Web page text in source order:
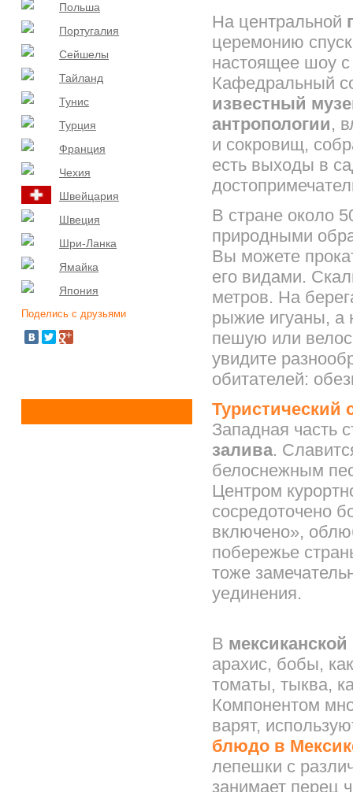
Польша
Португалия
Сейшелы
Тайланд
Тунис
Турция
Франция
Чехия
Швейцария
Швеция
Шри-Ланка
Ямайка
Япония
Поделись с друзьями
На центральной
церемонию
настоящее шоу
Кафедральный
известный
антропологии,
и сокровищ,
есть выходы в
В стране около
природными
Вы можете
его видами.
метров. На
рыжие игуаны, а
пешую или
увидите
обитателей:
Туристический
Западная часть
залива.
белоснежным
Центром
сосредоточено
включено»,
побережье
тоже
уединения.
В
арахис, бобы,
томаты, тыква,
Компонентом
варят,
блюдо в
лепешки с
занимает перец